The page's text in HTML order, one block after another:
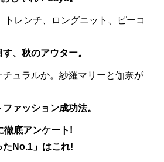
トレンチ、ロングニット、ピーコ
、秋のアウター。
ュラルか。紗羅マリーと伽奈が
ァッション成功法。
徹底アンケート!
たNo.1」はこれ!